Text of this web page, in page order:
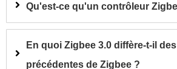
Qu'est-ce qu'un contrôleur
En quoi Zigbee 3.0 diffère-t-il
précédentes de Zigbee ?